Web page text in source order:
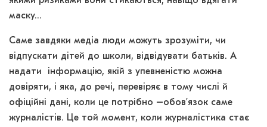
маску…
Саме завдяки медіа люди можуть зрозуміти, чи
відпускати дітей до школи, відвідувати батьків. А
надати інформацію, якій з упевненістю можна
довіряти, і яка, до речі, перевіряє в тому числі й
офіційні дані, коли це потрібно –обов’язок саме
журналістів. Це той момент, коли журналістика стає